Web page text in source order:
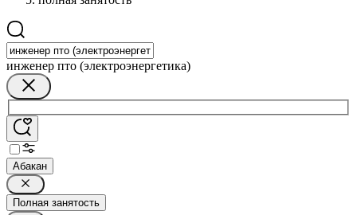
инженер пто (электроэнергетика)
Абакан
Полная занятость